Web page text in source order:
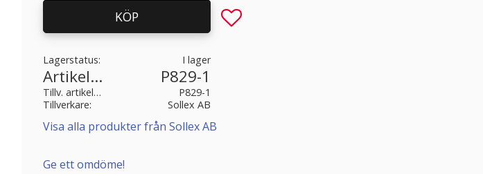
KÖP Lägg till i favoriter
Lagerstatus I lager
Artikelnr P829-1
Tillv. artikelnr
P829-1
Tillverkare
Sollex AB
Visa alla produkter från Sollex AB
Ge ett omdöme!